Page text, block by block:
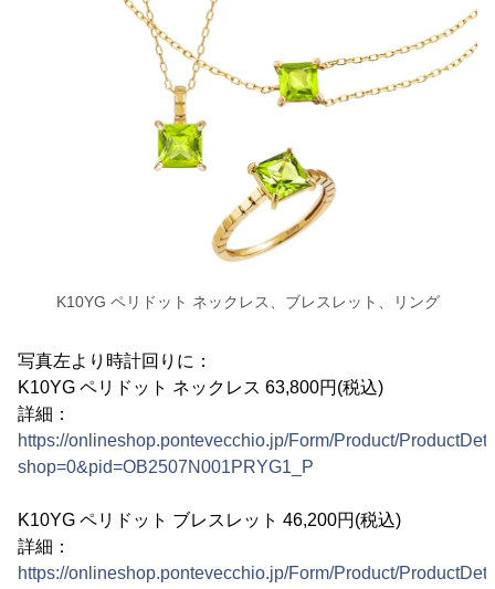
K10YG ペリドット ネックレス、ブレスレット、リング
写真左より時計回りに：
K10YG ペリドット ネックレス 63,800円(税込)
詳細：
https://onlineshop.pontevecchio.jp/Form/Product/
shop=0&pid=OB2507N001PRYG1_P
K10YG ペリドット ブレスレット 46,200円(税込)
詳細：
https://onlineshop.pontevecchio.jp/Form/Product/